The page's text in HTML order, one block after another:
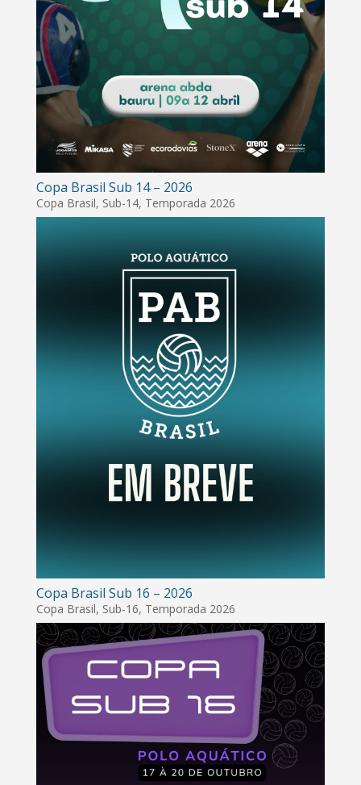
Copa Brasil Sub 14 – 2026
Copa Brasil, Sub-14, Temporada 2026
Copa Brasil Sub 16 – 2026
Copa Brasil, Sub-16, Temporada 2026